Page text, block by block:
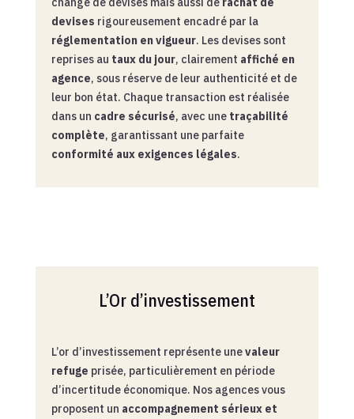
devises rigoureusement encadré par la
réglementation en vigueur. Les devises sont
reprises au taux du jour, clairement affiché en
agence, sous réserve de leur authenticité et de
leur bon état. Chaque transaction est réalisée
dans un cadre sécurisé, avec une traçabilité
complète, garantissant une parfaite
conformité aux exigences légales.
L’Or d’investissement
L’or d’investissement représente unevaleur
refuge prisée, particulièrement en période
d’incertitude économique. Nos agences vous
proposent un accompagnement sérieux et